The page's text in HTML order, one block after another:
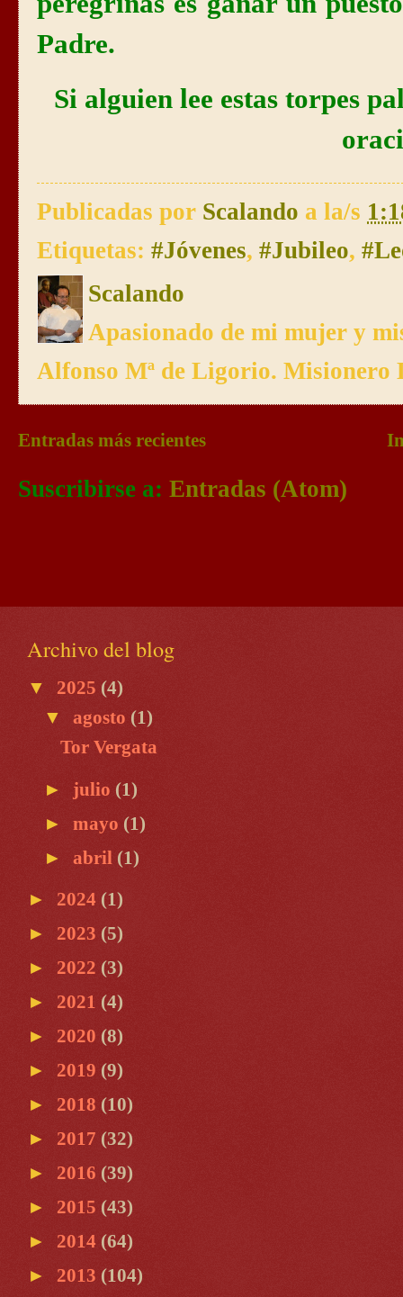
Padre.
Si alguien lee estas torpes
Publicadas por Scalando a la/s
Etiquetas: #Jóvenes, #Jubileo,
Scalando
Apasionado de mi mujer y
Alfonso Mª de Ligorio. Misionero
Entradas más recientes
Suscribirse a: Entradas (Atom)
Archivo del blog
▼ 2025 (4)
▼ agosto (1)
Tor Vergata
► julio (1)
► mayo (1)
► abril (1)
► 2024 (1)
► 2023 (5)
► 2022 (3)
► 2021 (4)
► 2020 (8)
► 2019 (9)
► 2018 (10)
► 2017 (32)
► 2016 (39)
► 2015 (43)
► 2014 (64)
► 2013 (104)